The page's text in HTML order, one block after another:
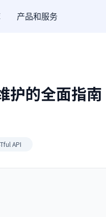
产品和服务
护的全面指南
API